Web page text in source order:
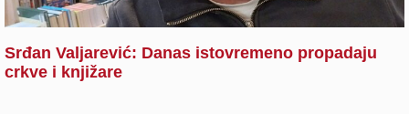
Srđan Valjarević: Danas istovremeno propadaju
crkve i knjižare